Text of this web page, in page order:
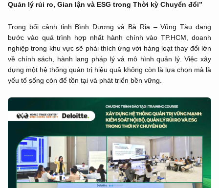
Quản lý rủi ro, Gian lận và ESG trong Thời kỳ Chuyển đổi”
Trong bối cảnh tỉnh Bình Dương và Bà Rịa – Vũng Tàu đang
bước vào quá trình hợp nhất hành chính vào TP.HCM, doanh
nghiệp trong khu vực sẽ phải thích ứng với hàng loạt thay đổi lớn
về chính sách, hành lang pháp lý và mô hình quản lý. Việc xây
dựng một hệ thống quản trị hiệu quả không còn là lựa chọn mà là
yếu tố sống còn để tồn tại và phát triển bền vững.